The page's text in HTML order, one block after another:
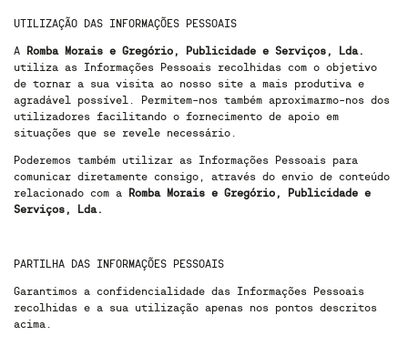
UTILIZAÇÃO DAS INFORMAÇÕES PESSOAIS
A
Romba Morais e Gregório, Publicidade e Serviços, Lda.
utiliza as Informações Pessoais recolhidas com o objetivo
de tornar a sua visita ao nosso site a mais produtiva e
agradável possível. Permitem-nos também aproximarmo-nos dos
utilizadores facilitando o fornecimento de apoio em
situações que se revele necessário.
Poderemos também utilizar as Informações Pessoais para
comunicar diretamente consigo, através do envio de conteúdo
relacionado com a
Romba Morais e Gregório, Publicidade e
Serviços, Lda.
PARTILHA DAS INFORMAÇÕES PESSOAIS
Garantimos a confidencialidade das Informações Pessoais
recolhidas e a sua utilização apenas nos pontos descritos
acima.